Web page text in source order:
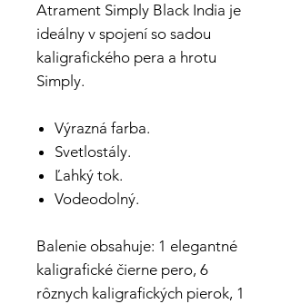
Atrament Simply Black India je
ideálny v spojení so sadou
kaligrafického pera a hrotu
Simply.
Výrazná farba.
Svetlostály.
Ľahký tok.
Vodeodolný.
Balenie obsahuje: 1 elegantné
kaligrafické čierne pero, 6
rôznych kaligrafických pierok, 1